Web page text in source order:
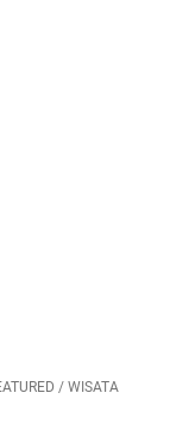
/ WISATA